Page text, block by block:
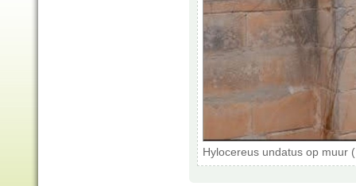
Hylocereus undatus op muur